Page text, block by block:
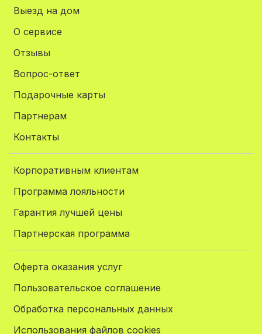
Выезд на дом
О сервисе
Отзывы
Вопрос-ответ
Подарочные карты
Партнерам
Контакты
Корпоративным клиентам
Программа лояльности
Гарантия лучшей цены
Партнерская программа
Оферта оказания услуг
Пользовательское соглашение
Обработка персональных данных
Использования файлов cookies